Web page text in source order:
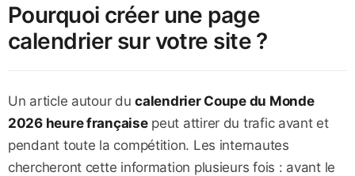
Pourquoi créer une page
calendrier sur votre site ?
Un article autour ducalendrier Coupe du Monde
2026 heure françaisepeut attirer du trafic avant et
pendant toute la compétition. Les internautes
chercheront cette information plusieurs fois : avant le